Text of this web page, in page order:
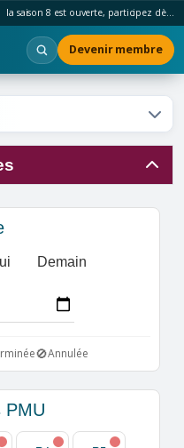
la saison 8 est ouverte, participez dès maintenant !
Devenir membre
Demain
🚫Annulée
PMU
?